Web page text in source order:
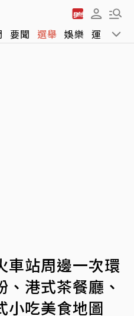
要聞 選舉 娛樂 運動 全
車站周邊一次環
港式茶餐廳、
小吃美食地圖